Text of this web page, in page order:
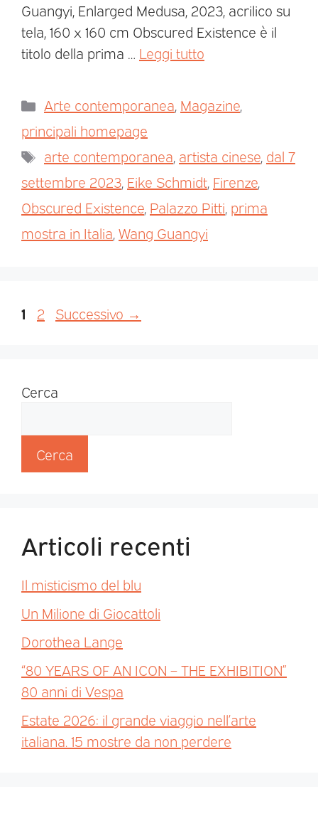
Guangyi, Enlarged Medusa, 2023, acrilico su
tela, 160 x 160 cm Obscured Existence è il
titolo della prima … Leggi tutto
Arte contemporanea, Magazine,
principali homepage
arte contemporanea, artista cinese, dal 7
settembre 2023, Eike Schmidt, Firenze,
Obscured Existence, Palazzo Pitti, prima
mostra in Italia,Wang Guangyi
1 2 Successivo →
Cerca
Cerca
Articoli recenti
Il misticismo del blu
Un Milione di Giocattoli
Dorothea Lange
“80 YEARS OF AN ICON – THE EXHIBITION”
80 anni di Vespa
Estate 2026: il grande viaggio nell’arte
italiana. 15 mostre da non perdere